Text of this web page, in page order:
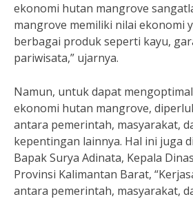
ekonomi hutan mangrove
mangrove memiliki nilai ekonomi
berbagai produk seperti kayu,
pariwisata,” ujarnya.
Namun, untuk dapat
ekonomi hutan mangrove,
antara pemerintah, masyarakat,
kepentingan lainnya. Hal ini juga
Bapak Surya Adinata, Kepala
Provinsi Kalimantan Barat,
antara pemerintah, masyarakat,